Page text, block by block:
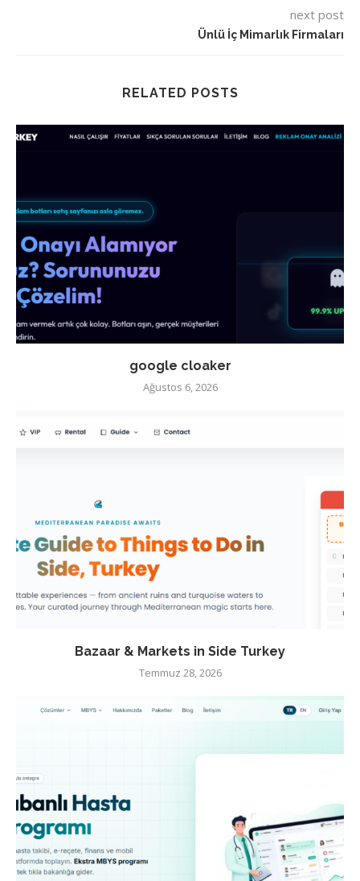
next post
Ünlü İç Mimarlık Firmaları
RELATED POSTS
google cloaker
Ağustos 6, 2026
Bazaar & Markets in Side Turkey
Temmuz 28, 2026